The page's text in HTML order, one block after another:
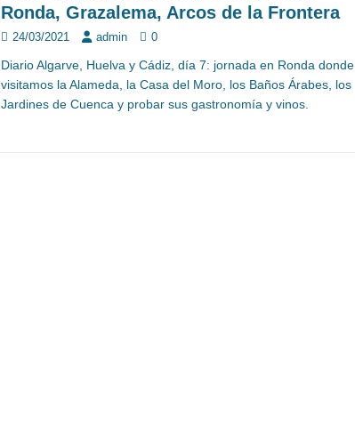
Ronda, Grazalema, Arcos de la Frontera
24/03/2021 admin 0
Diario Algarve, Huelva y Cádiz, día 7: jornada en Ronda donde
visitamos la Alameda, la Casa del Moro, los Baños Árabes, los
Jardines de Cuenca y probar sus gastronomía y vinos.